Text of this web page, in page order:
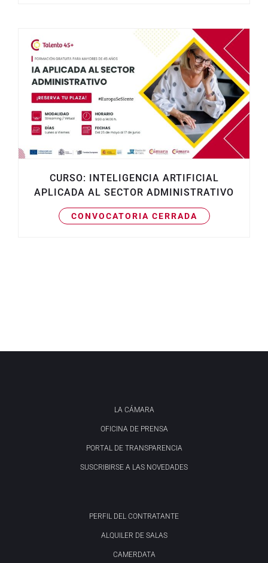
CURSO: INTELIGENCIA ARTIFICIAL
APLICADA AL SECTOR ADMINISTRATIVO
CONVOCATORIA CERRADA
LA CÁMARA
OFICINA DE PRENSA
PORTAL DE TRANSPARENCIA
SUSCRIBIRSE A LAS NOVEDADES
PERFIL DEL CONTRATANTE
ALQUILER DE SALAS
CAMERDATA